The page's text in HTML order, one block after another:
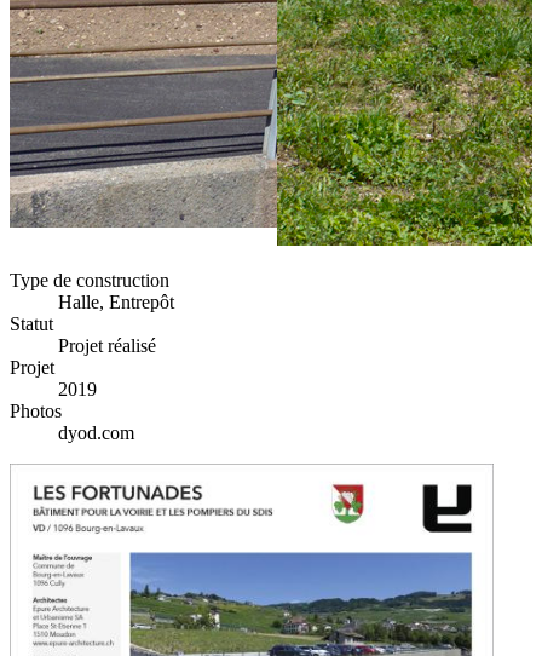
Type de construction
Halle, Entrepôt
Statut
Projet réalisé
Projet
2019
Photos
dyod.com